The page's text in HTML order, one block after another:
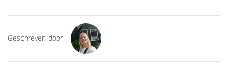
Geschreven door